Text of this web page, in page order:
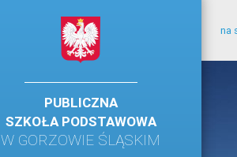
na
PUBLICZNA
SZKOŁA PODSTAWOWA
W GORZOWIE ŚLĄSKIM